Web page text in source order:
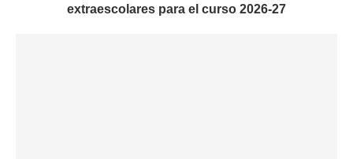
extraescolares para el curso 2026-27